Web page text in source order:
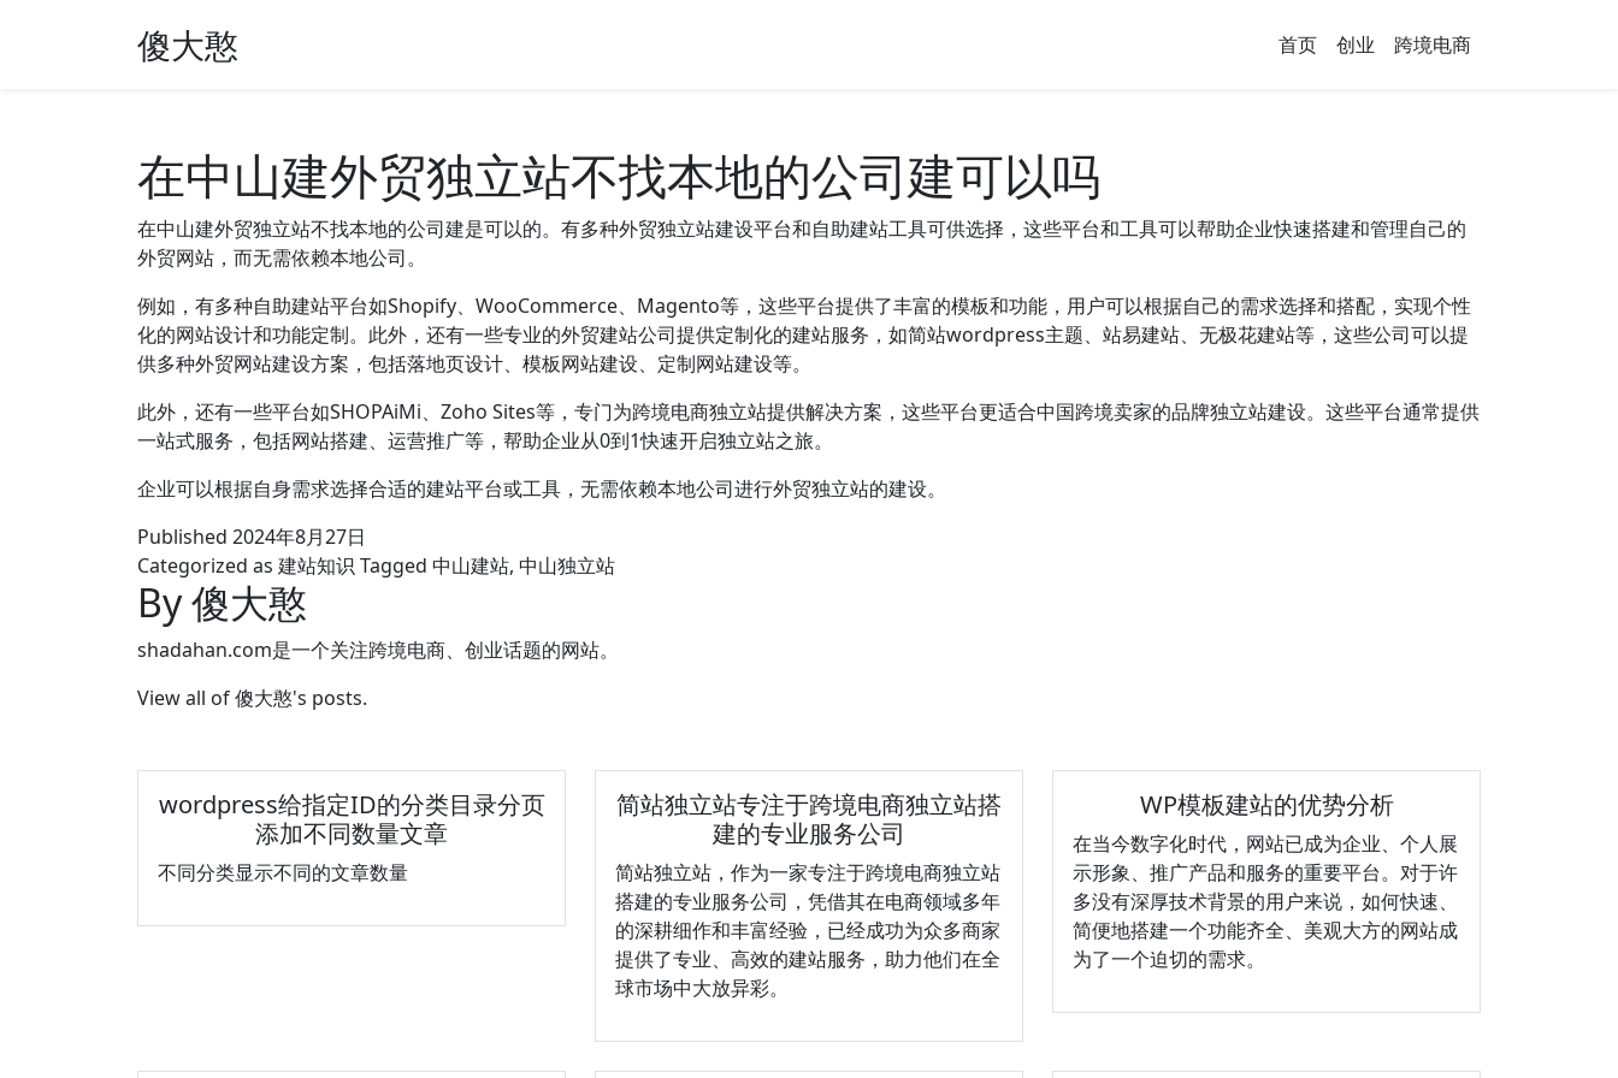
傻大憨 首页 创业 跨境电商
在中山建外贸独立站不找本地的公司建可以吗
在中山建外贸独立站不找本地的公司建是可以的。有多种外贸独立站建设平台和自助建站工具可供选择，这些平台和工具可以帮助企业快速搭建和管理自己的
外贸网站，而无需依赖本地公司。
例如，有多种自助建站平台如Shopify、WooCommerce、Magento等，这些平台提供了丰富的模板和功能，用户可以根据自己的需求选择和搭配，实现个性
化的网站设计和功能定制。此外，还有一些专业的外贸建站公司提供定制化的建站服务，如简站wordpress主题、站易建站、 无极花建站等，这些公司可以提
供多种外贸网站建设方案，包括落地页设计、模板网站建设、定制网站建设等。
此外，还有一些平台如SHOPAiMi、Zoho Sites等，专门为跨境电商独立站提供解决方案，这些平台更适合中国跨境卖家的品牌独立站建设。这些平台通常提供
一站式服务，包括网站搭建、运营推广等，帮助企业从0到1快速开启独立站之旅。
企业可以根据自身需求选择合适的建站平台或工具，无需依赖本地公司进行外贸独立站的建设。
Published 2024年8月27日
Categorized as 建站知识 Tagged 中山建站, 中山独立站
By 傻大憨
shadahan.com是一个关注跨境电商、创业话题的网站。
View all of 傻大憨's posts.
wordpress给指定ID的分类目录分页
添加不同数量文章
不同分类显示不同的文章数量
简站独立站专注于跨境电商独立站搭
建的专业服务公司
简站独立站，作为一家专注于跨境电商独立站
搭建的专业服务公司，凭借其在电商领域多年
的深耕细作和丰富经验，已经成功为众多商家
提供了专业、高效的建站服务，助力他们在全
球市场中大放异彩。
WP模板建站的优势分析
在当今数字化时代，网站已成为企业、个人展
示形象、推广产品和服务的重要平台。对于许
多没有深厚技术背景的用户来说，如何快速、
简便地搭建一个功能齐全、美观大方的网站成
为了一个迫切的需求。